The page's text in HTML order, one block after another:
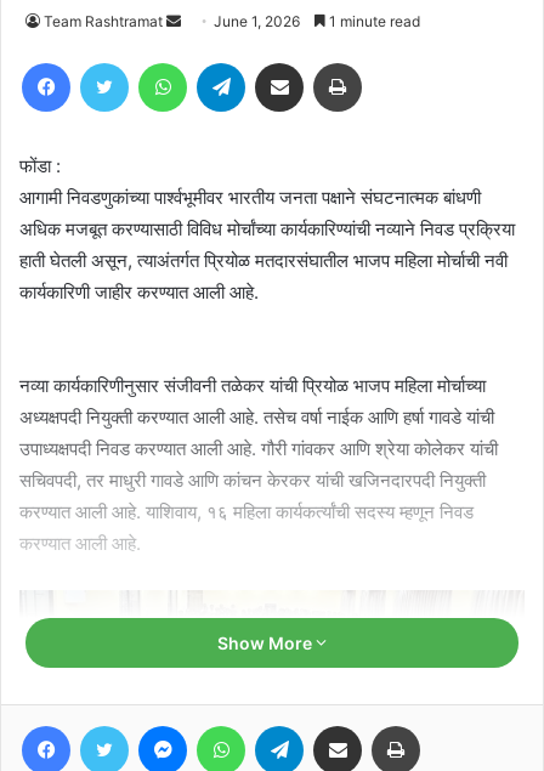
Team Rashtramat
Send
email
June 1, 2026 1 minute read
FacebookTwitter WhatsAppTelegram Share via Email
फोंडा :
आगामी निवडणुकांच्या पार्श्वभूमीवर भारतीय जनता पक्षाने संघटनात्मक बांधणी
अधिक मजबूत करण्यासाठी विविध मोर्चांच्या कार्यकारिण्यांची नव्याने निवड प्रक्रिया
हाती घेतली असून, त्याअंतर्गत प्रियोळ मतदारसंघातील भाजप महिला मोर्चाची नवी
कार्यकारिणी जाहीर करण्यात आली आहे.
नव्या कार्यकारिणीनुसार संजीवनी तळेकर यांची प्रियोळ भाजप महिला मोर्चाच्या
अध्यक्षपदी नियुक्ती करण्यात आली आहे. तसेच वर्षा नाईक आणि हर्षा गावडे यांची
उपाध्यक्षपदी निवड करण्यात आली आहे. गौरी गांवकर आणि श्रेया कोलेकर यांची
सचिवपदी, तर माधुरी गावडे आणि कांचन केरकर यांची खजिनदारपदी नियुक्ती
करण्यात आली आहे. याशिवाय, १६ महिला कार्यकर्त्यांची सदस्य म्हणून निवड
करण्यात आली आहे.
Show More
FacebookTwitter MessengerWhatsAppTelegram Share via Email